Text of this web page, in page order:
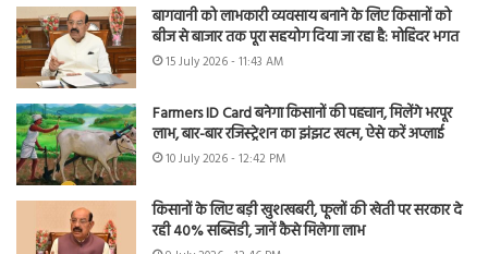
बागवानी को लाभकारी व्यवसाय बनाने के लिए किसानों को
बीज से बाजार तक पूरा सहयोग दिया जा रहा है: मोहिंदर भगत
15 July 2026 - 11:43 AM
Farmers ID Card बनेगा किसानों की पहचान, मिलेंगे भरपूर
लाभ, बार-बार रजिस्ट्रेशन का झंझट खत्म, ऐसे करें अप्लाई
10 July 2026 - 12:42 PM
किसानों के लिए बड़ी खुशखबरी, फूलों की खेती पर सरकार दे
रही 40% सब्सिडी, जानें कैसे मिलेगा लाभ